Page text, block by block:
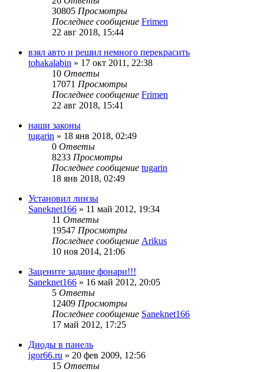
30805 Просмотры
Последнее сообщение Frimen
22 авг 2018, 15:44
взял авто и решил немного перекрасить
tohakalabin » 17 окт 2011, 22:38
10 Ответы
17071 Просмотры
Последнее сообщение Frimen
22 авг 2018, 15:41
наши законы
tugarin » 18 янв 2018, 02:49
0 Ответы
8233 Просмотры
Последнее сообщение tugarin
18 янв 2018, 02:49
Установил линзы
Saneknet166 » 11 май 2012, 19:34
11 Ответы
19547 Просмотры
Последнее сообщение Arikus
10 ноя 2014, 21:06
Зацените задние фонари!!!
Saneknet166 » 16 май 2012, 20:05
5 Ответы
12409 Просмотры
Последнее сообщение Saneknet166
17 май 2012, 17:25
Диоды в панель
igor66.ru » 20 фев 2009, 12:56
15 Ответы